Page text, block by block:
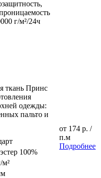
г/м²/24ч
ткань Принс
одежды:
пальто и
100%
м²
от 174 р. /
п.м
Подробнее